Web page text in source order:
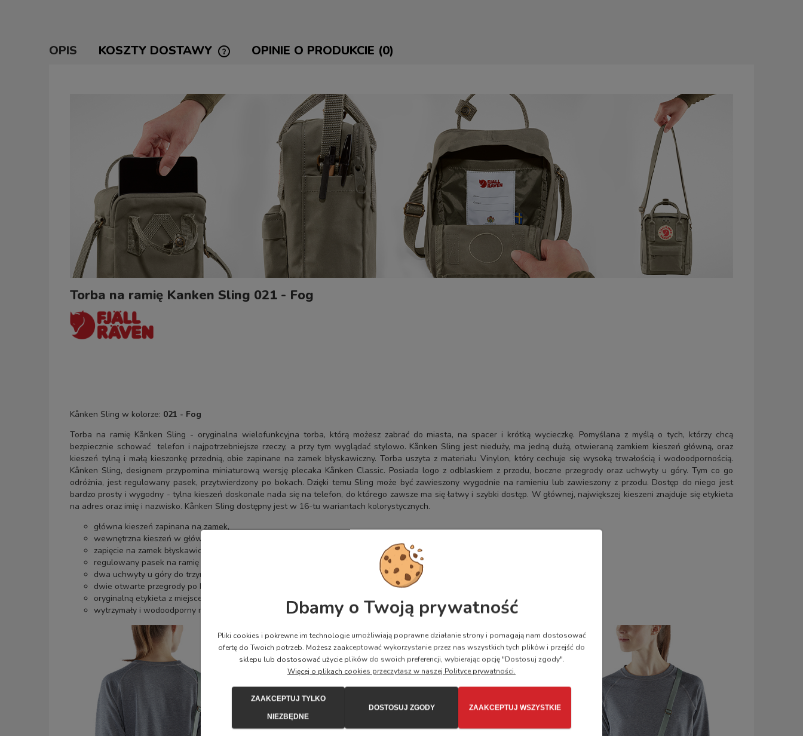
OPIS KOSZTY DOSTAWY
KOSZTÓW PŁATNOŚCI
OPINIE O PRODUKCIE (0)
Torba na ramię Kanken Sling 021 - Fog
Kånken Sling w kolorze: 021 - Fog
Torba na ramię Kånken Sling - oryginalna wielofunkcyjna torba, którą możesz zabrać do miasta, na spacer i krótką wycieczkę. Pomyślana z myślą o tych, którzy chcą
bezpiecznie schować telefon i najpotrzebniejsze rzeczy, a przy tym wyglądać stylowo. Kånken Sling jest nieduży, ma jedną dużą, otwieraną zamkiem kieszeń główną, oraz
kieszeń tylną i małą kieszonkę przednią, obie zapinane na zamek błyskawiczny. Torba uszyta z materiału Vinylon, który cechuje się wysoką trwałością i wodoodpornością.
Kånken Sling, designem przypomina miniaturową wersję plecaka Kånken Classic. Posiada logo z odblaskiem z przodu, boczne przegrody oraz uchwyty u góry. Tym co go
odróżnia, jest regulowany pasek, przytwierdzony po bokach. Dzięki temu Sling może być zawieszony wygodnie na ramieniu lub zawieszony z przodu. Dostęp do niego jest
bardzo prosty i wygodny - tylna kieszeń doskonale nada się na telefon, do którego zawsze ma się łatwy i szybki dostęp. W głównej, największej kieszeni znajduje się etykieta
na adres oraz imię i nazwisko. Kånken Sling dostępny jest w 16-tu wariantach kolorystycznych.
główna kieszeń zapinana na zamek,
wewnętrzna kieszeń w głównej komorze,
zapięcie na zamek błyskawiczny z tyłu,
regulowany pasek na ramię mocowany po bokach,
dwa uchwyty u góry do trzymania w ręce,
dwie otwarte przegrody po bokach, np. na długopisy
oryginalną etykieta z miejscem na wpisanie adresu i nazwiska wewnątrz głównej kieszeni,
wytrzymały i wodoodporny materiał,
Dbamy o Twoją prywatność
Pliki cookies i pokrewne im technologie umożliwiają poprawne działanie strony i pomagają nam dostosować
ofertę do Twoich potrzeb. Możesz zaakceptować wykorzystanie przez nas wszystkich tych plików i przejść do
sklepu lub dostosować użycie plików do swoich preferencji, wybierając opcję "Dostosuj zgody".
Więcej o plikach cookies przeczytasz w naszej Polityce prywatności.
ZAAKCEPTUJ TYLKO
NIEZBĘDNE
DOSTOSUJ ZGODY ZAAKCEPTUJ WSZYSTKIE